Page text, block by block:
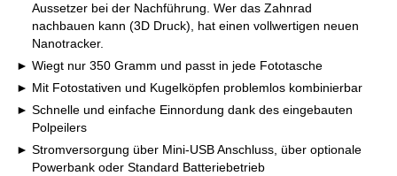
Aussetzer bei der Nachführung. Wer das Zahnrad
nachbauen kann (3D Druck), hat einen vollwertigen neuen
Nanotracker.
Wiegt nur 350 Gramm und passt in jede Fototasche
Mit Fotostativen und Kugelköpfen problemlos kombinierbar
Schnelle und einfache Einnordung dank des eingebauten
Polpeilers
Stromversorgung über Mini-USB Anschluss, über optionale
Powerbank oder Standard Batteriebetrieb